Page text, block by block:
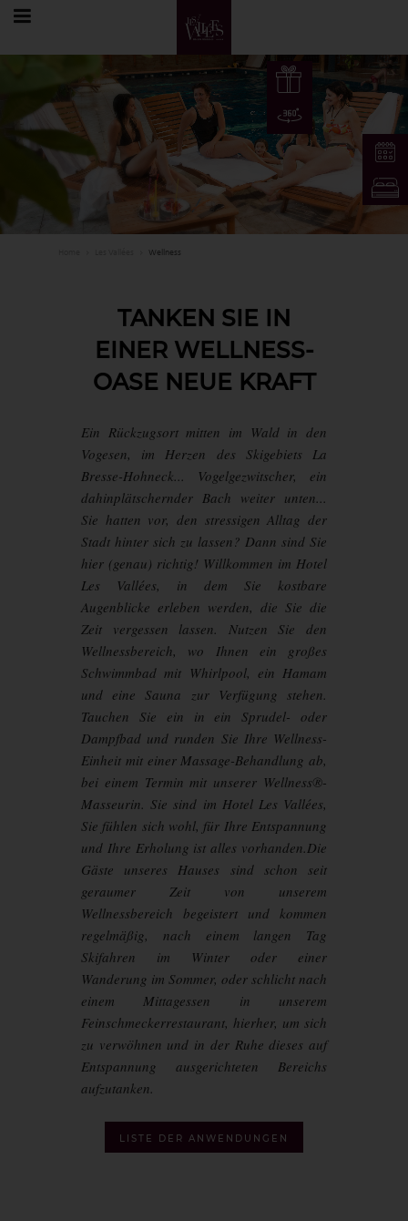
DE
Wellness
TANKEN SIE IN
EINER WELLNESS-
OASE NEUE KRAFT
Ein Rückzugsort mitten im Wald in den
Vogesen, im Herzen des Skigebiets La
Bresse-Hohneck... Vogelgezwitscher, ein
dahinplätschernder Bach weiter unten...
Sie hatten vor, den stressigen Alltag der
Stadt hinter sich zu lassen? Dann sind Sie
hier (genau) richtig! Willkommen im Hotel
Les Vallées, in dem Sie kostbare
Augenblicke erleben werden, die Sie die
Zeit vergessen lassen. Nutzen Sie den
Wellnessbereich, wo Ihnen ein großes
Schwimmbad mit Whirlpool, ein Hamam
und eine Sauna zur Verfügung stehen.
Tauchen Sie ein in ein Sprudel- oder
Dampfbad und runden Sie Ihre Wellness-
Einheit mit einer Massage-Behandlung ab,
bei einem Termin mit unserer Wellness®-
Masseurin. Sie sind im Hotel Les Vallées,
Sie fühlen sich wohl, für Ihre Entspannung
und Ihre Erholung ist alles vorhanden.Die
Gäste unseres Hauses sind schon seit
geraumer Zeit von unserem
Wellnessbereich begeistert und kommen
regelmäßig, nach einem langen Tag
Skifahren im Winter oder einer
Wanderung im Sommer, oder schlicht nach
einem Mittagessen in unserem
Feinschmeckerrestaurant, hierher, um sich
zu verwöhnen und in der Ruhe dieses auf
Entspannung ausgerichteten Bereichs
aufzutanken.
LISTE DER ANWENDUNGEN